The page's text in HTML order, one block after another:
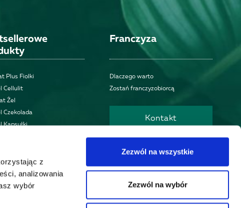
z
analizowania
wybór
Zezwól na wszystkie
Zezwól na wybór
Plus Fiolki
Cellulit
Żel
Czekolada
Kapsułki
Franczyza
Dlaczego warto
Zostań franczyzobiorcą
Kontakt
Znajdź placówkę
Otwórz biznes